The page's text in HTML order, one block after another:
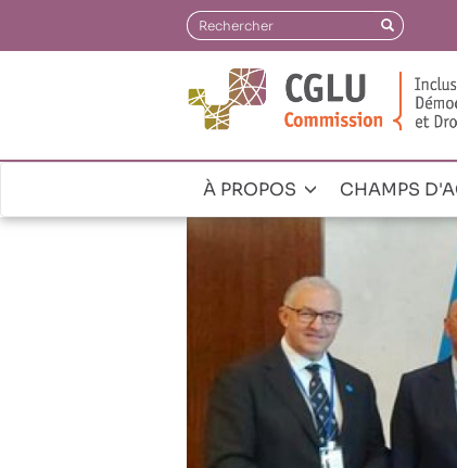
Rechercher Rechercher
Navegación
principal
À PROPOS CHAMPS